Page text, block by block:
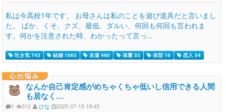
私は今高校1年です。 お母さんは私のことを遊び道具だと言いまし
た。 ばか、くそ、クズ、最低、ダルい、何回も何回も言われま
す。何かを注意された時、わかったって言っ...
吐き気 743 結婚 1063 友達 490 体重 53 体型 19 恋人 54
心の悩み
なんか自己肯定感がめちゃくちゃ低いし信用できる人間
も居なく…
1 312 ひな 2025-07-15 19:45